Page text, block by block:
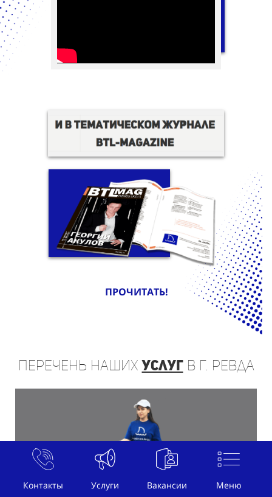
Контакты Услуги Вакансии Меню
ПРОЧИТАТЬ!
Перечень нашихуслугв г. Ревда